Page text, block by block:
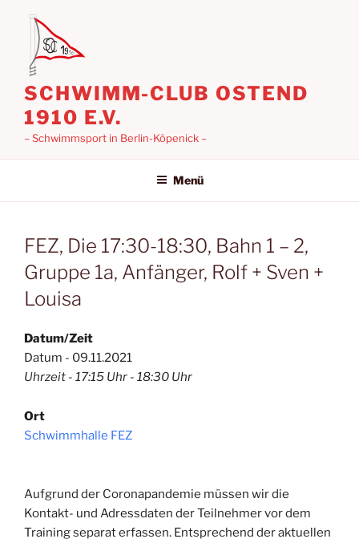
springen
SCHWIMM-CLUB OSTEND
1910 E.V.
– Schwimmsport in Berlin-Köpenick –
Menü
FEZ, Die 17:30-18:30, Bahn 1 – 2,
Gruppe 1a, Anfänger, Rolf + Sven +
Louisa
Datum/Zeit
Datum - 09.11.2021
Uhrzeit - 17:15 Uhr - 18:30 Uhr
Ort
Schwimmhalle FEZ
Aufgrund der Coronapandemie müssen wir die
Kontakt- und Adressdaten der Teilnehmer vor dem
Training separat erfassen. Entsprechend der aktuellen